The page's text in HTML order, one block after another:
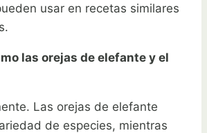
usar en recetas similares
las orejas de elefante y el
Las orejas de elefante
de especies, mientras